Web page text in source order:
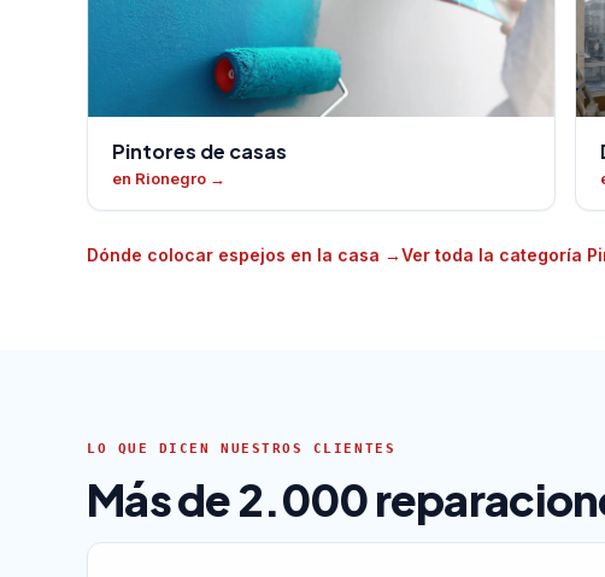
Pintores de casas
en Rionegro →
Dónde colocar espejos en la casa →Ver toda la categoría
LO QUE DICEN NUESTROS CLIENTES
Más de 2.000